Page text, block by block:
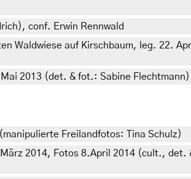
conf. Erwin Rennwald
Waldwiese auf Kirschbaum, leg. 22.
2013 (det. & fot.: Sabine Flechtmann)
Freilandfotos: Tina Schulz)
2014, Fotos 8.April 2014 (cult., det.